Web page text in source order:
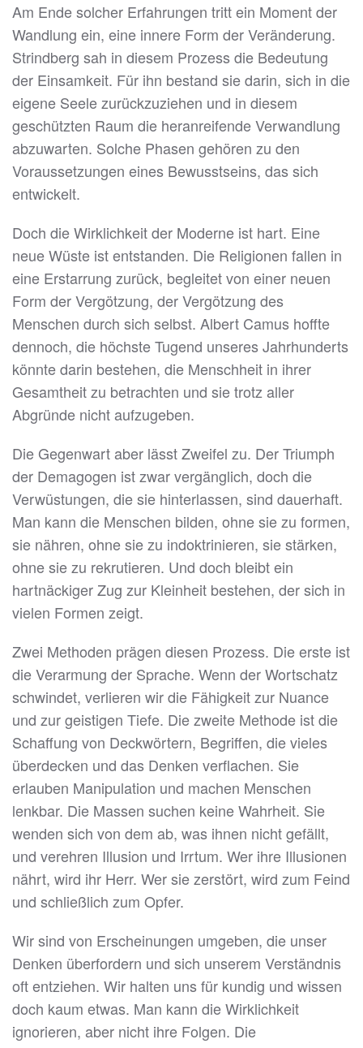
Am Ende solcher Erfahrungen tritt ein Moment der
Wandlung ein, eine innere Form der Veränderung.
Strindberg sah in diesem Prozess die Bedeutung
der Einsamkeit. Für ihn bestand sie darin, sich in die
eigene Seele zurückzuziehen und in diesem
geschützten Raum die heranreifende Verwandlung
abzuwarten. Solche Phasen gehören zu den
Voraussetzungen eines Bewusstseins, das sich
entwickelt.
Doch die Wirklichkeit der Moderne ist hart. Eine
neue Wüste ist entstanden. Die Religionen fallen in
eine Erstarrung zurück, begleitet von einer neuen
Form der Vergötzung, der Vergötzung des
Menschen durch sich selbst. Albert Camus hoffte
dennoch, die höchste Tugend unseres Jahrhunderts
könnte darin bestehen, die Menschheit in ihrer
Gesamtheit zu betrachten und sie trotz aller
Abgründe nicht aufzugeben.
Die Gegenwart aber lässt Zweifel zu. Der Triumph
der Demagogen ist zwar vergänglich, doch die
Verwüstungen, die sie hinterlassen, sind dauerhaft.
Man kann die Menschen bilden, ohne sie zu formen,
sie nähren, ohne sie zu indoktrinieren, sie stärken,
ohne sie zu rekrutieren. Und doch bleibt ein
hartnäckiger Zug zur Kleinheit bestehen, der sich in
vielen Formen zeigt.
Zwei Methoden prägen diesen Prozess. Die erste ist
die Verarmung der Sprache. Wenn der Wortschatz
schwindet, verlieren wir die Fähigkeit zur Nuance
und zur geistigen Tiefe. Die zweite Methode ist die
Schaffung von Deckwörtern, Begriffen, die vieles
überdecken und das Denken verflachen. Sie
erlauben Manipulation und machen Menschen
lenkbar. Die Massen suchen keine Wahrheit. Sie
wenden sich von dem ab, was ihnen nicht gefällt,
und verehren Illusion und Irrtum. Wer ihre Illusionen
nährt, wird ihr Herr. Wer sie zerstört, wird zum Feind
und schließlich zum Opfer.
Wir sind von Erscheinungen umgeben, die unser
Denken überfordern und sich unserem Verständnis
oft entziehen. Wir halten uns für kundig und wissen
doch kaum etwas. Man kann die Wirklichkeit
ignorieren, aber nicht ihre Folgen. Die